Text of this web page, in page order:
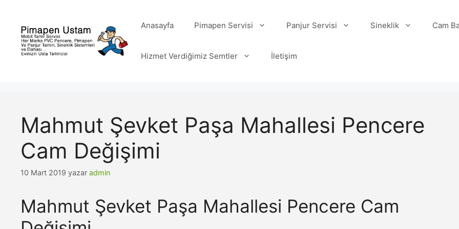
Anasayfa Pimapen Servisi Panjur Servisi Sineklik Cam
Hizmet Verdiğimiz Semtler İletişim
Mahmut Şevket Paşa Mahallesi Pencere
Cam Değişimi
10 Mart 2019 yazar admin
Mahmut Şevket Paşa Mahallesi Pencere Cam